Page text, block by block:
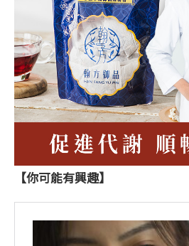
【你可能有興趣】